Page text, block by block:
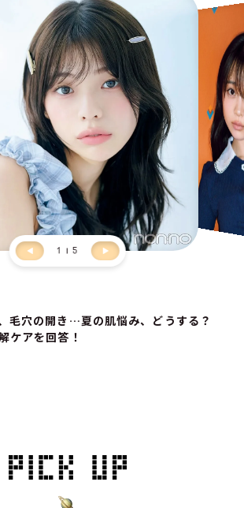
1 5
毛穴の開き…夏の肌悩み、どうする？
ケアを回答！